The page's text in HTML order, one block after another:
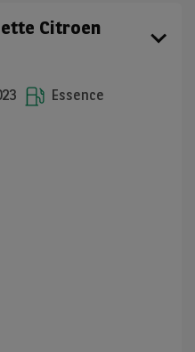
Citroen
Essence